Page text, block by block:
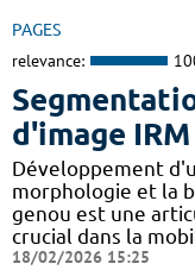
PAGES
relevance:
d'image
Développement
morphologie et la
genou est une
crucial dans la
18/02/2026 15:25